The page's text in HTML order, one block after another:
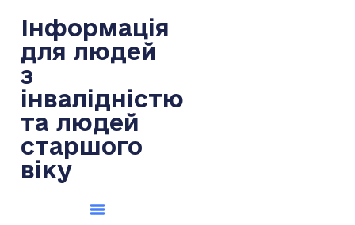
Інформація
для людей
з
інвалідністю
та людей
старшого
віку